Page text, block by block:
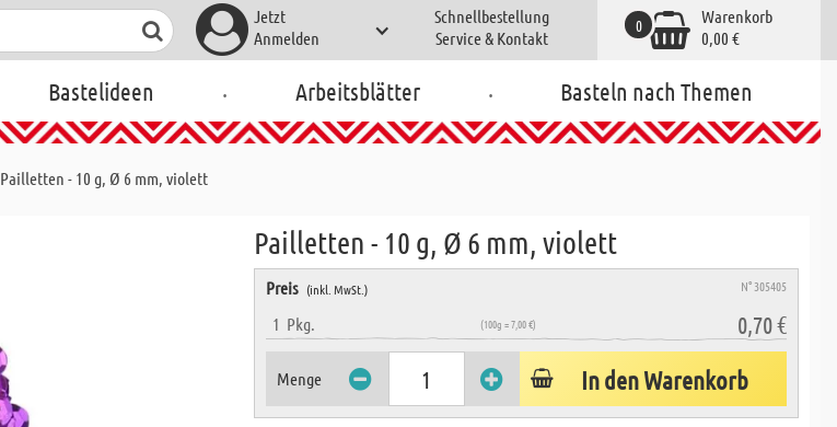
Jetzt
Anmelden
Schnellbestellung
Service & Kontakt
Warenkorb
0,00 €
0
Bastelideen . Arbeitsblätter . Basteln nach Themen
Pailletten - 10 g, Ø 6 mm, violett
Pailletten - 10 g, Ø 6 mm, violett
Preis (inkl. MwSt.) N° 305405
1 Pkg. (100g = 7,00 €) 0,70 €
Menge In den Warenkorb